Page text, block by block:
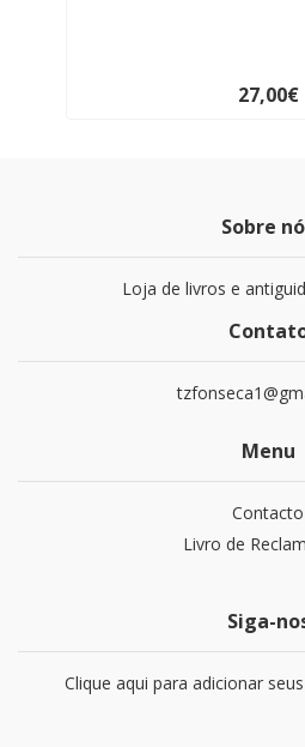
27,00€
Sobre
Loja de livros e
Menu
Contacto
Livro de
Siga-
Clique aqui para adicionar